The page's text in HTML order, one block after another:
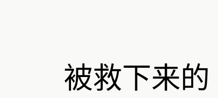
被救下来的